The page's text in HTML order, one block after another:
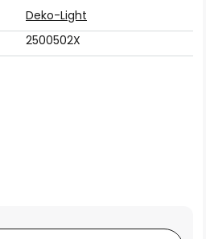
Deko-Light
2500502X